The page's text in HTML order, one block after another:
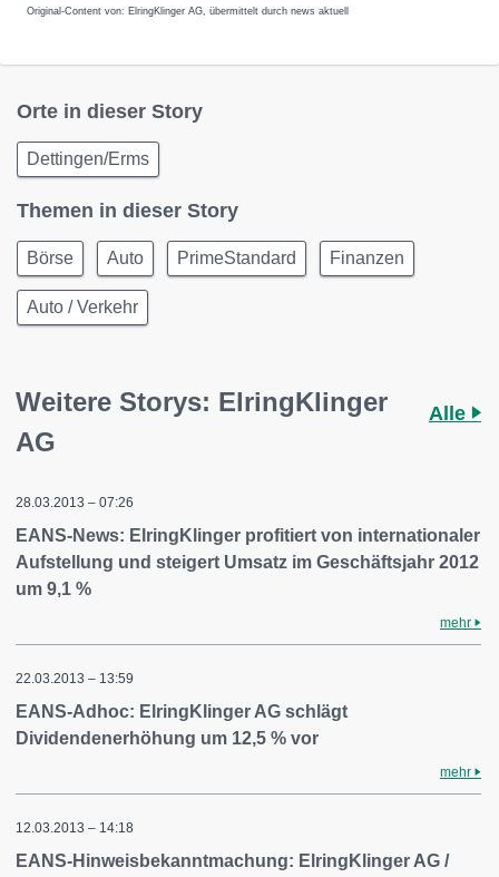
Original-Content von: ElringKlinger AG, übermittelt durch news aktuell
Orte in dieser Story
Dettingen/Erms
Themen in dieser Story
Börse Auto PrimeStandard Finanzen
Auto / Verkehr
Weitere Storys: ElringKlinger
AG
Alle
28.03.2013 – 07:26
EANS-News: ElringKlinger profitiert von internationaler
Aufstellung und steigert Umsatz im Geschäftsjahr 2012
um 9,1 %
mehr
22.03.2013 – 13:59
EANS-Adhoc: ElringKlinger AG schlägt
Dividendenerhöhung um 12,5 % vor
mehr
12.03.2013 – 14:18
EANS-Hinweisbekanntmachung: ElringKlinger AG /